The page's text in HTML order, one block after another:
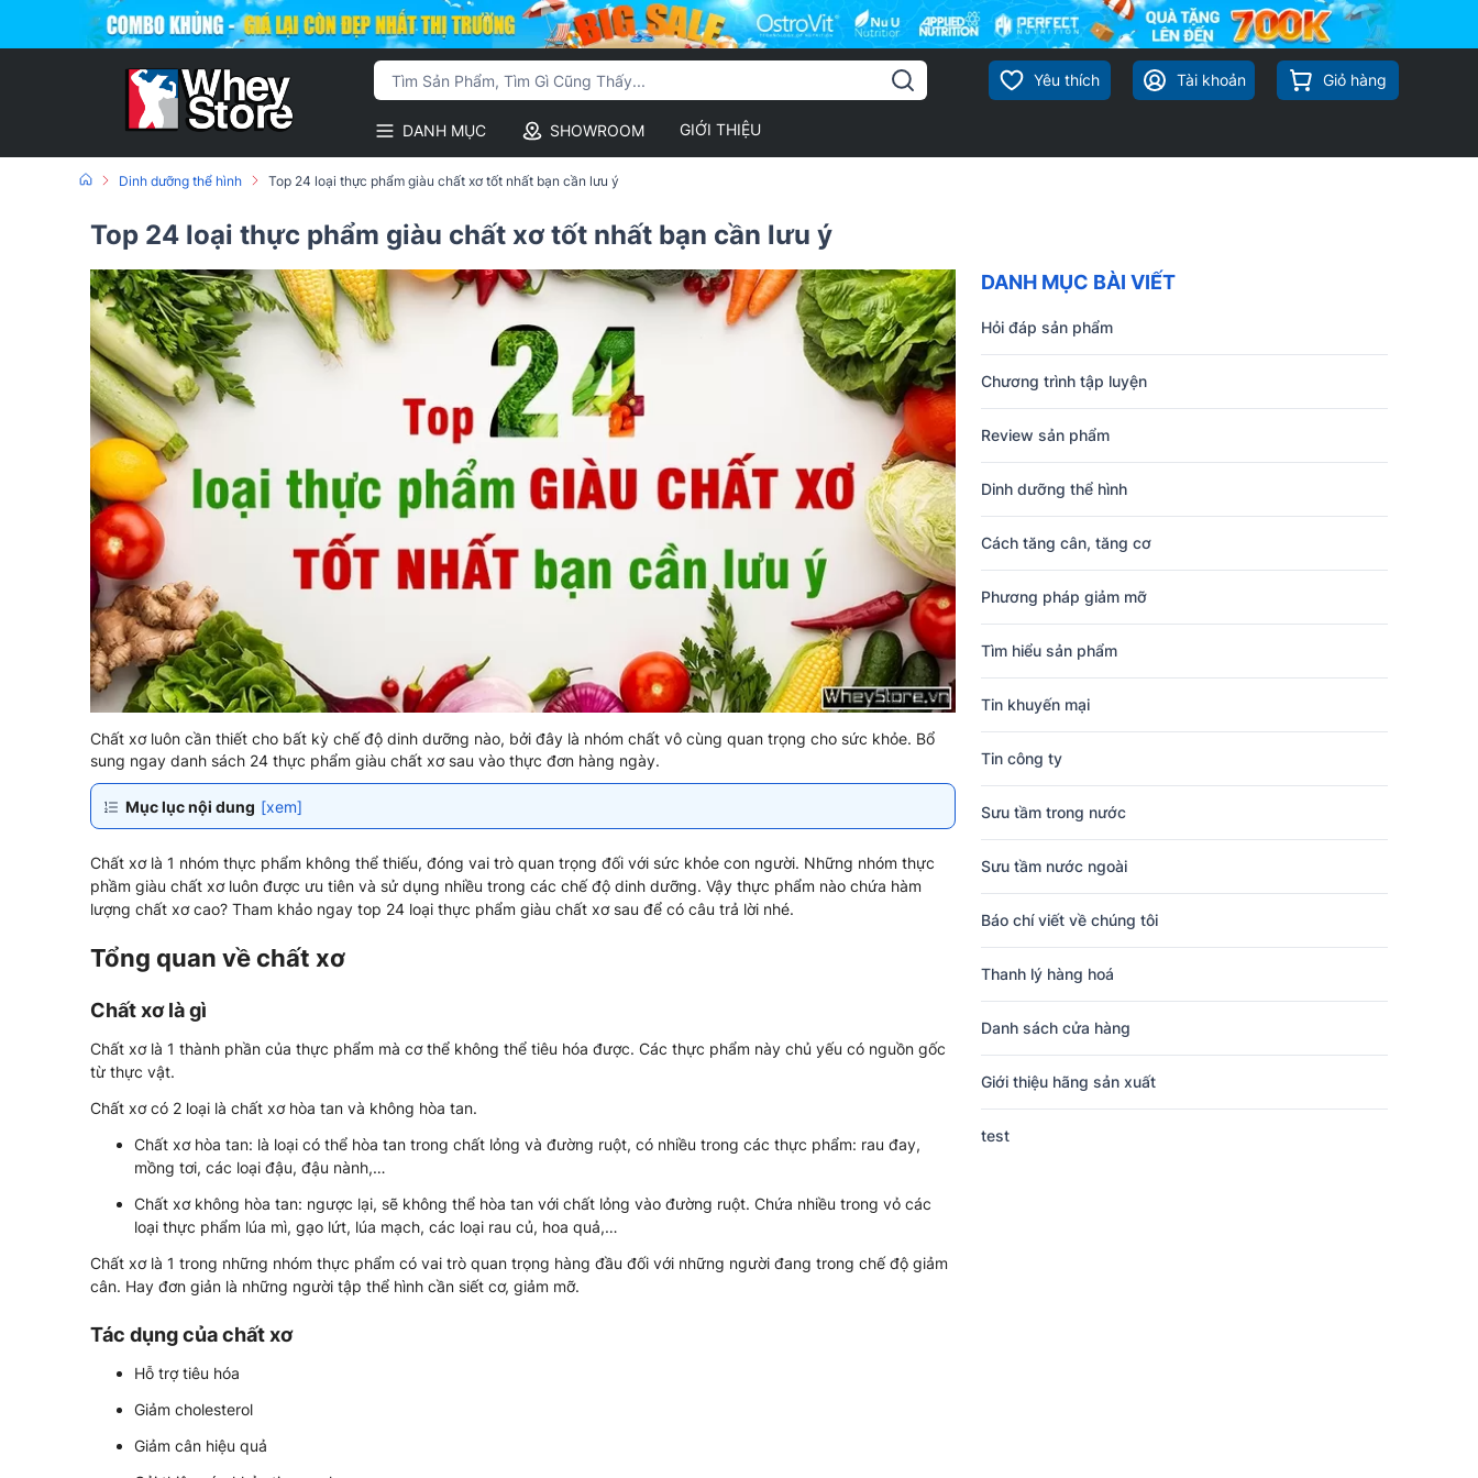
Yêu thích Tài khoản Giỏ hàng
DANH MỤC SHOWROOM GIỚI THIỆU
Dinh dưỡng thể hình Top 24 loại thực phẩm giàu chất xơ tốt nhất bạn cần lưu ý
Top 24 loại thực phẩm giàu chất xơ tốt nhất bạn cần lưu ý
Chất xơ luôn cần thiết cho bất kỳ chế độ dinh dưỡng nào, bởi đây là nhóm chất vô cùng quan trọng cho sức khỏe. Bổ
sung ngay danh sách 24 thực phẩm giàu chất xơ sau vào thực đơn hàng ngày.
Mục lục nội dung [xem]
Chất xơ là 1 nhóm thực phẩm không thể thiếu, đóng vai trò quan trọng đối với sức khỏe con người. Những nhóm thực
phầm giàu chất xơ luôn được ưu tiên và sử dụng nhiều trong các chế độ dinh dưỡng. Vậy thực phẩm nào chứa hàm
lượng chất xơ cao? Tham khảo ngay top 24 loại thực phẩm giàu chất xơ sau để có câu trả lời nhé.
Tổng quan về chất xơ
Chất xơ là gì
Chất xơ là 1 thành phần của thực phẩm mà cơ thể không thể tiêu hóa được. Các thực phẩm này chủ yếu có nguồn gốc
từ thực vật.
Chất xơ có 2 loại là chất xơ hòa tan và không hòa tan.
Chất xơ hòa tan: là loại có thể hòa tan trong chất lỏng và đường ruột, có nhiều trong các thực phẩm: rau đay,
mồng tơi, các loại đậu, đậu nành,…
Chất xơ không hòa tan: ngược lại, sẽ không thể hòa tan với chất lỏng vào đường ruột. Chứa nhiều trong vỏ các
loại thực phẩm lúa mì, gạo lứt, lúa mạch, các loại rau củ, hoa quả,…
Chất xơ là 1 trong những nhóm thực phẩm có vai trò quan trọng hàng đầu đối với những người đang trong chế độ giảm
cân. Hay đơn giản là những người tập thể hình cần siết cơ, giảm mỡ.
Tác dụng của chất xơ
Hỗ trợ tiêu hóa
Giảm cholesterol
Giảm cân hiệu quả
DANH MỤC BÀI VIẾT
Hỏi đáp sản phẩm
Chương trình tập luyện
Review sản phẩm
Dinh dưỡng thể hình
Cách tăng cân, tăng cơ
Phương pháp giảm mỡ
Tìm hiểu sản phẩm
Tin khuyến mại
Tin công ty
Sưu tầm trong nước
Sưu tầm nước ngoài
Báo chí viết về chúng tôi
Thanh lý hàng hoá
Danh sách cửa hàng
Giới thiệu hãng sản xuất
test